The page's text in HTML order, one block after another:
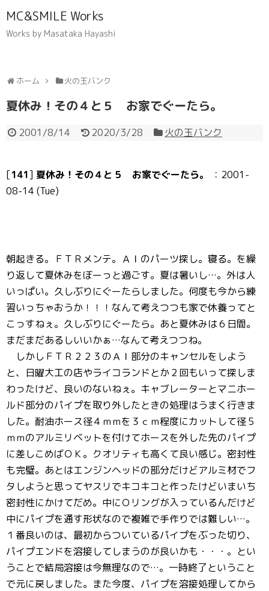
MC&SMILE Works
Works by Masataka Hayashi
ホーム 火の玉バンク
夏休み！その４と５ お家でぐーたら。
2001/8/14 2020/3/28 火の玉バンク
[141] 夏休み！その４と５ お家でぐーたら。
：2001-
08-14 (Tue)
朝起きる。ＦＴＲメンテ。ＡＩのパーツ探し。寝る。を繰
り返して夏休みをぼーっと過ごす。夏は暑いし…。外は人
いっぱい。久しぶりにぐーたらしました。何度も今から練
習いっちゃおうか！！！なんて考えつつも家で休養ってと
こっすねぇ。久しぶりにぐーたら。あと夏休みは６日間。
まだまだあるしいいかぁ…なんて考えつつね。
しかしＦＴＲ２２３のＡＩ部分のキャンセルをしよう
と、日曜大工の店やライコランドとか２回もいって探しま
わったけど、良いのないねぇ。キャブレーターとマニホー
ルド部分のパイプを取り外したときの処理はうまく行きま
した。耐油ホース径４ｍｍを３ｃｍ程度にカットして径５
ｍｍのアルミリベットを付けてホースを外した先のパイプ
に差しこめばＯＫ。クオリティも高くて良い感じ。密封性
も完璧。あとはエンジンヘッドの部分だけどアルミ材でフ
タしようと思ってヤスリでキコキコと作ったけどいまいち
密封性にかけてだめ。中にＯリングが入っているんだけど
中にパイプを通す形状なので複雑で手作りでは難しい…。
１番良いのは、最初からついているパイプをぶった切り、
パイプエンドを溶接してしまうのが良いかも・・・。とい
うことで結局溶接は今無理なので…。一時終了ということ
で元に戻しました。また今度、パイプを溶接処理してから